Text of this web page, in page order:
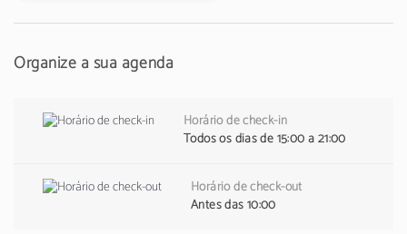
Organize a sua agenda
Horário de check-in
Todos os dias de 15:00 a 21:00
Horário de check-out
Antes das 10:00